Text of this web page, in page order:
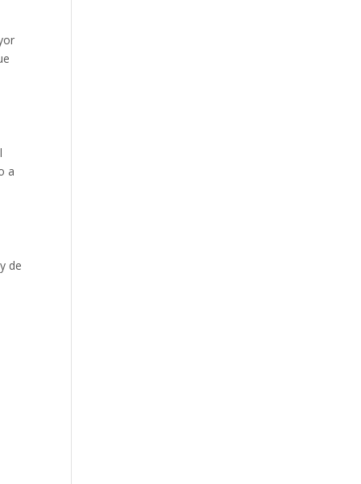
a
de